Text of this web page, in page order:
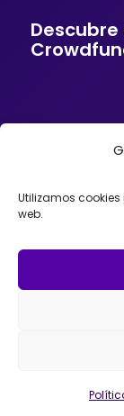
Utilizamos
web.
Si tu
fundraising,
éxito en
© 2026 -